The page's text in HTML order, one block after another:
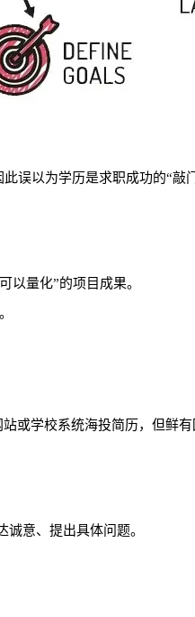
误以为学历是求职成功的“
以量化”的项目成果。
或学校系统海投简历，但鲜
意、提出具体问题。